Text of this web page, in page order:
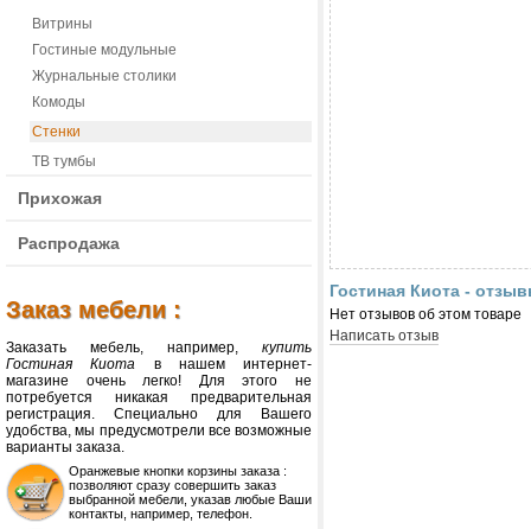
Витрины
Гостиные модульные
Журнальные столики
Комоды
Стенки
ТВ тумбы
Прихожая
Распродажа
Заказ мебели :
Заказать мебель, например, купить
Гостиная Киота в нашем интернет-
магазине очень легко! Для этого не
потребуется никакая предварительная
регистрация. Специально для Вашего
удобства, мы предусмотрели все возможные
варианты заказа.
Оранжевые кнопки корзины заказа :
позволяют сразу совершить заказ
выбранной мебели, указав любые Ваши
контакты, например, телефон.
Гостиная Киота -
Нет отзывов об этом товаре
Написать отзыв